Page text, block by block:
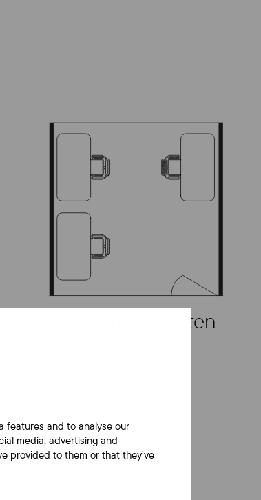
features and to analyse our
media, advertising and
provided to them or that they’ve
Zusammenarbeiten